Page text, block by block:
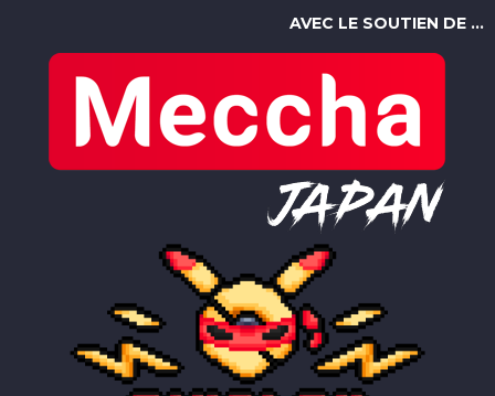
AVEC LE SOUTIEN DE ...